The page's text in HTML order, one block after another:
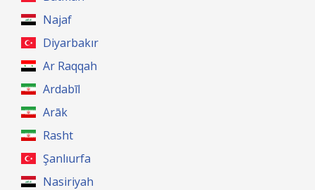
Najaf
Diyarbakır
Ar Raqqah
Ardabīl
Arāk
Rasht
Şanlıurfa
Nasiriyah